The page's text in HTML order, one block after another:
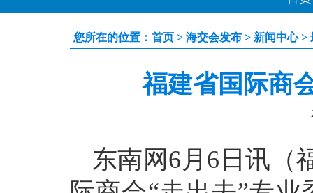
您所在的位置： 首页 > 海交会发布 > 新闻中心>
福建省国际商
东南网6月6日讯（